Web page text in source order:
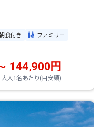
食付き
ファミリー
人1名あたり(目安額)
144,900円